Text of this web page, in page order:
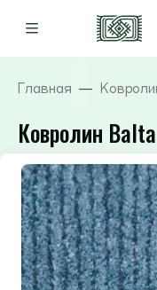
Главная
Ковролин